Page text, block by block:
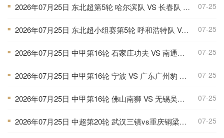
■ 2026年07月25日 东北超第5轮 哈尔滨队 VS 长春队 全场录像 07-25
■ 2026年07月25日 东北超小组赛第5轮 呼和浩特队 VS 鸡西队 全场录像 07-25
■ 2026年07月25日 中甲第16轮 石家庄功夫 VS 南通支云 全场录像 07-25
■ 2026年07月25日 中甲第16轮 宁波 VS 广东广州豹 全场录像 07-25
■ 2026年07月25日 中甲第16轮 佛山南狮 VS 无锡吴钩 全场录像 07-25
■ 2026年07月25日 中超第20轮 武汉三镇vs重庆铜梁龙 全场录像 07-25